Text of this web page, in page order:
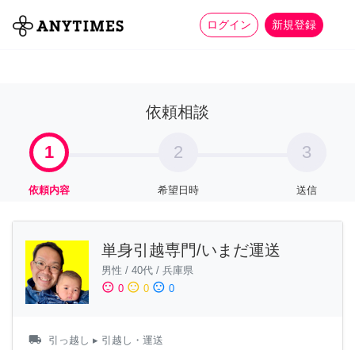
ログイン 新規登録
全て 家事 more_horiz
依頼相談
1
依頼内容
2
希望日時
3
送信
単身引越専門/いまだ運送
男性 / 40代 / 兵庫県
sentiment_satisfied 0 sentiment_neutral 0 sentiment_dissatisfied 0
local_shipping 引っ越し ▸ 引越し・運送